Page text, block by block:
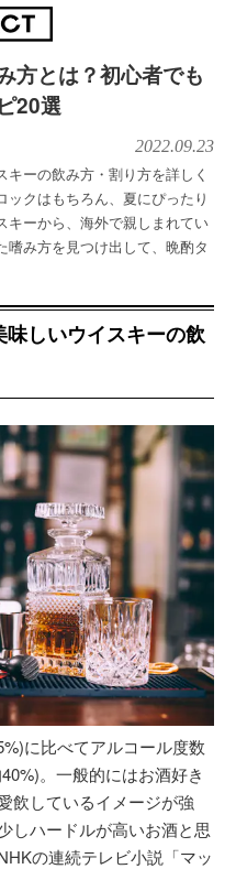
方とは？初心者でも
20選
2022.09.23
ーの飲み方・割り方を詳しく
クはもちろん、夏にぴったり
キーから、海外で親しまれてい
嗜み方を見つけ出して、晩酌タ
しいウイスキーの飲
に比べてアルコール度数
。一般的にはお酒好き
飲しているイメージが強
しハードルが高いお酒と思
の連続テレビ小説「マッ